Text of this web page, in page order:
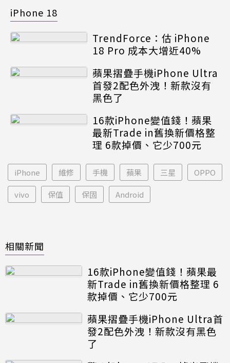
iPhone 18
TrendForce：估 iPhone
18 Pro 成本大增近40%
蘋果摺疊手機iPhone Ultra
首發2配色外洩！新款沒有
黑色了
16款iPhone變值錢！蘋果
最新Trade in舊換新價格整
理 6款掉價、它少700元
iPhone 維修 手機 蘋果 三星 OPPO
vivo 保值 保固 Android
相關新聞
16款iPhone變值錢！蘋果最
新Trade in舊換新價格整理 6
款掉價、它少700元
蘋果摺疊手機iPhone Ultra首
發2配色外洩！新款沒有黑色
了